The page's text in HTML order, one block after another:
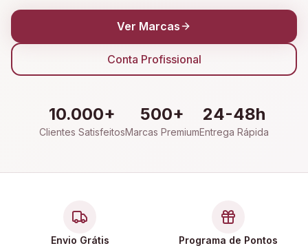
Ver Marcas
Conta Profissional
10.000+
Clientes Satisfeitos
500+
Marcas Premium
24-48h
Entrega Rápida
Envio Grátis Programa de Pontos